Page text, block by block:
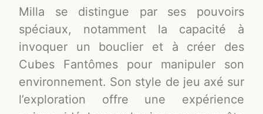
Milla se distingue par ses pouvoirs
spéciaux, notamment la capacité à
invoquer un bouclier et à créer des
Cubes Fantômes pour manipuler son
environnement. Son style de jeu axé sur
l’exploration offre une expérience